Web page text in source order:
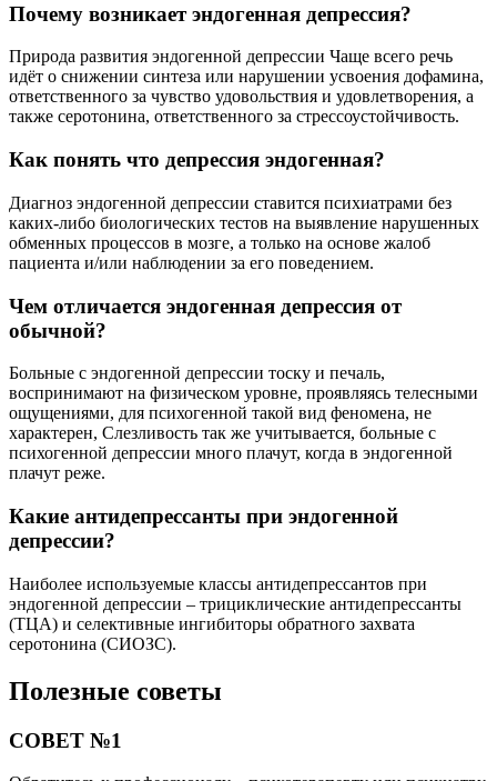
Почему возникает эндогенная депрессия?
Природа развития эндогенной депрессии Чаще всего речь
идёт о снижении синтеза или нарушении усвоения дофамина,
ответственного за чувство удовольствия и удовлетворения, а
также серотонина, ответственного за стрессоустойчивость.
Как понять что депрессия эндогенная?
Диагноз эндогенной депрессии ставится психиатрами без
каких-либо биологических тестов на выявление нарушенных
обменных процессов в мозге, а только на основе жалоб
пациента и/или наблюдении за его поведением.
Чем отличается эндогенная депрессия от
обычной?
Больные с эндогенной депрессии тоску и печаль,
воспринимают на физическом уровне, проявляясь телесными
ощущениями, для психогенной такой вид феномена, не
характерен, Слезливость так же учитывается, больные с
психогенной депрессии много плачут, когда в эндогенной
плачут реже.
Какие антидепрессанты при эндогенной
депрессии?
Наиболее используемые классы антидепрессантов при
эндогенной депрессии – трициклические антидепрессанты
(ТЦА) и селективные ингибиторы обратного захвата
серотонина (СИОЗС).
Полезные советы
СОВЕТ №1